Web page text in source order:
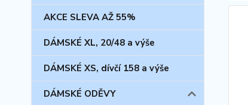
AKCE SLEVA AŽ 55%
DÁMSKÉ XL, 20/48 a výše
DÁMSKÉ XS, dívčí 158 a výše
DÁMSKÉ ODĚVY